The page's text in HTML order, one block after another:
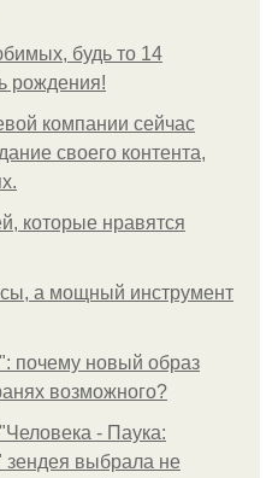
будь то 14
рождения!
компании сейчас
своего контента,
которые нравятся
а мощный инструмент
почему новый образ
возможного?
- Паука:
выбрала не